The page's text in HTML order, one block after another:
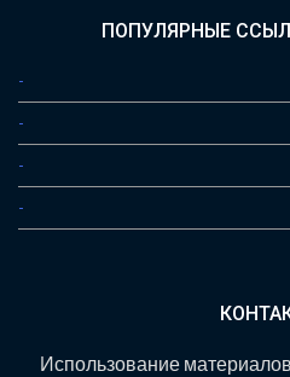
ПОПУЛЯРНЫЕ
-
-
-
-
Использование